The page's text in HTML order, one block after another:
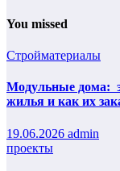
You missed
Стройматериалы
Модульные дома:
жилья и как их
19.06.2026 admin
проекты